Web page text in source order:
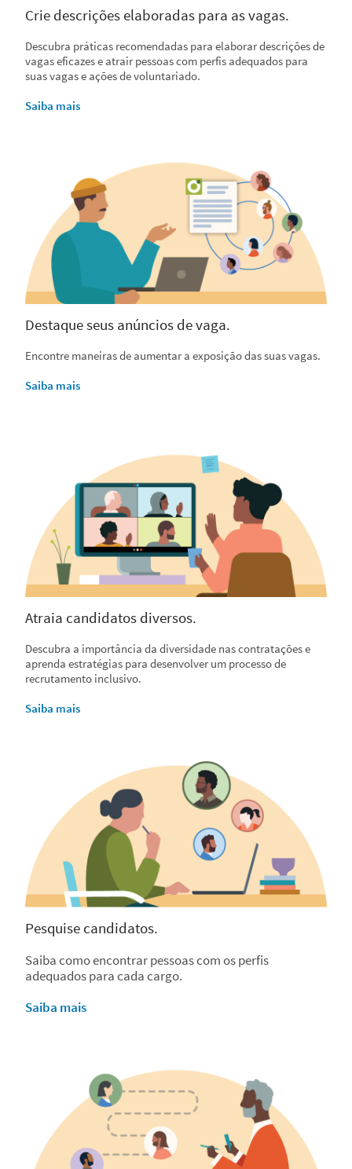
Crie descrições elaboradas para as vagas.
Descubra práticas recomendadas para elaborar descrições de
vagas eficazes e atrair pessoas com perfis adequados para
suas vagas e ações de voluntariado.
Saiba mais
Destaque seus anúncios de vaga.
Encontre maneiras de aumentar a exposição das suas vagas.
Saiba mais
Atraia candidatos diversos.
Descubra a importância da diversidade nas contratações e
aprenda estratégias para desenvolver um processo de
recrutamento inclusivo.
Saiba mais
Pesquise candidatos.
Saiba como encontrar pessoas com os perfis
adequados para cada cargo.
Saiba mais